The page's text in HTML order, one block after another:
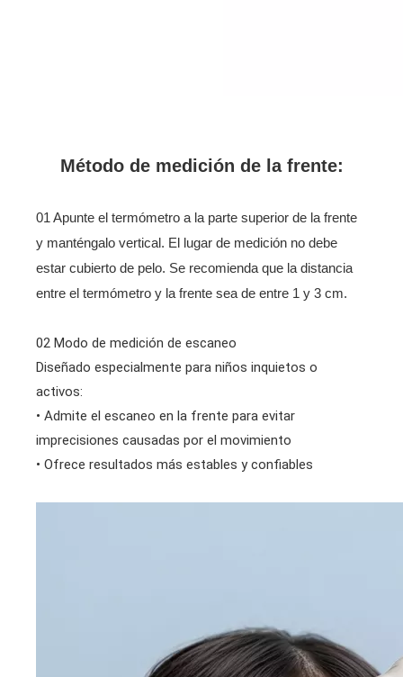
Método de medición de la frente:
01 Apunte el termómetro a la parte superior de la frente
y manténgalo vertical. El lugar de medición no debe
estar cubierto de pelo. Se recomienda que la distancia
entre el termómetro y la frente sea de entre 1 y 3 cm.
02 Modo de medición de escaneo
Diseñado especialmente para niños inquietos o
activos:
• Admite el escaneo en la frente para evitar
imprecisiones causadas por el movimiento
• Ofrece resultados más estables y confiables